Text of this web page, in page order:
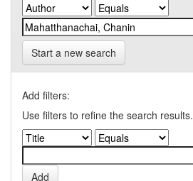
Start a new search
Add filters:
Use filters to refine the search results.